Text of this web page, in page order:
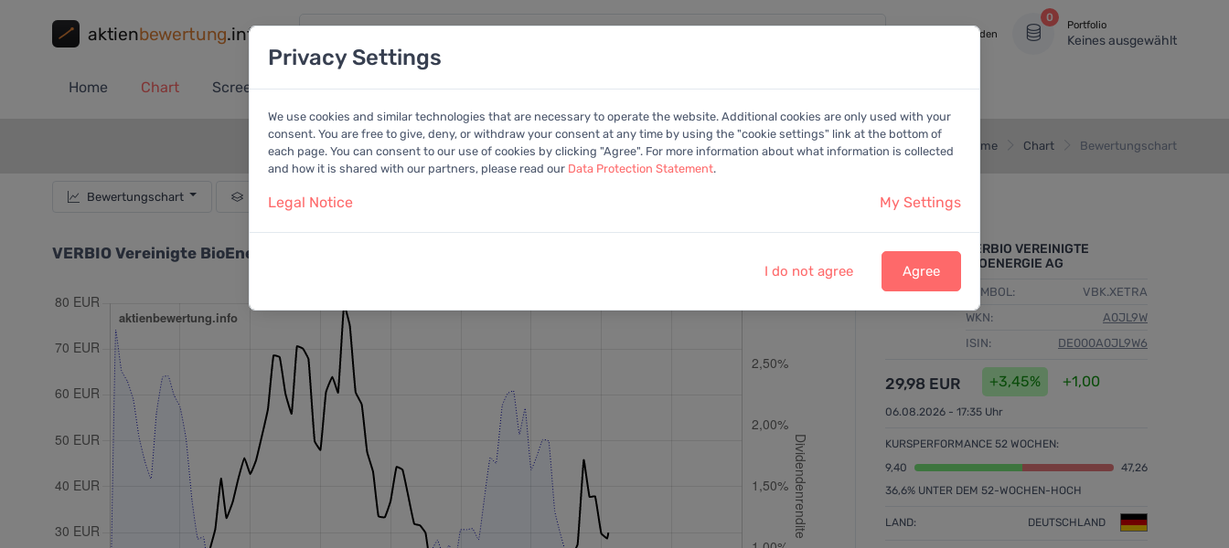
aktienbewertung.info Anmelden
0
Portfolio
Keines ausgewählt
Home Chart Screener Portfolio Analysen Kalender Anleitung Mitglied
+Portfolio Home Chart Bewertungschart
Bewertungschart Dividende
VERBIO Vereinigte BioEnergie AG
VERBIO VEREINIGTE
BIOENERGIE AG
SYMBOL:
VBK.XETRA
WKN:
A0JL9W
ISIN:
DE000A0JL9W6
29,98 EUR +3,45% +1,00
06.08.2026 - 17:35 Uhr
KURSPERFORMANCE 52 WOCHEN:
9,40
47,26
36,6% UNTER DEM 52-WOCHEN-HOCH
LAND: DEUTSCHLAND
Privacy Settings
We use cookies and similar technologies that are necessary to operate the website. Additional cookies are only used with your
consent. You are free to give, deny, or withdraw your consent at any time by using the "cookie settings" link at the bottom of
each page. You can consent to our use of cookies by clicking "Agree". For more information about what information is collected
and how it is shared with our partners, please read our Data Protection Statement.
Legal Notice My Settings
I do not agree Agree